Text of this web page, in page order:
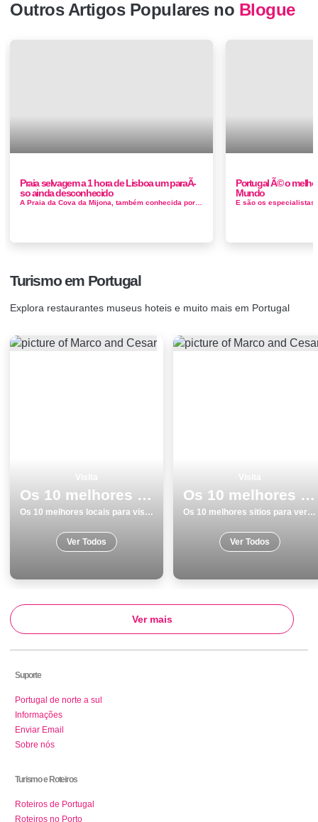
Outros Artigos Populares no Blogue
Praia selvagem a 1 hora de Lisboa um paraÃ­
so ainda desconhecido
Portugal Ã© o
Mundo
Turismo em Portugal
Explora restaurantes museus hoteis e muito mais em Portugal
Os 10 melhores locais para visitar em Elvas
Os 10 melhores locais para visitar em Elvas
Ver Todos
Os 10 melhores sitios para ver e visitar em Costa da Caparica
Os 10 melhores sitios para ver e visitar em Costa da Caparica
Ver Todos
Ver mais
Suporte
Portugal de norte a sul
Informações
Enviar Email
Sobre nós
Turismo e Roteiros
Roteiros de Portugal
Roteiros no Porto